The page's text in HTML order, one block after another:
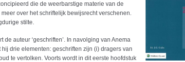
die de weerbarstige materie van de
over het schriftelijk bewijsrecht verschenen.
stilte.
auteur ‘geschriften’. In navolging van Anema
drie elementen: geschriften zijn (i) dragers van
te vertolken. Voorts wordt in dit eerste hoofdstuk